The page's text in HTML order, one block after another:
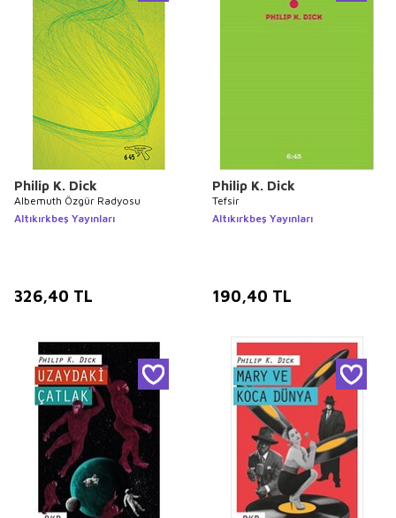
Philip K. Dick
Albemuth Özgür Radyosu
Altıkırkbeş Yayınları
326,40 TL
Philip K. Dick
Tefsir
Altıkırkbeş Yayınları
190,40 TL